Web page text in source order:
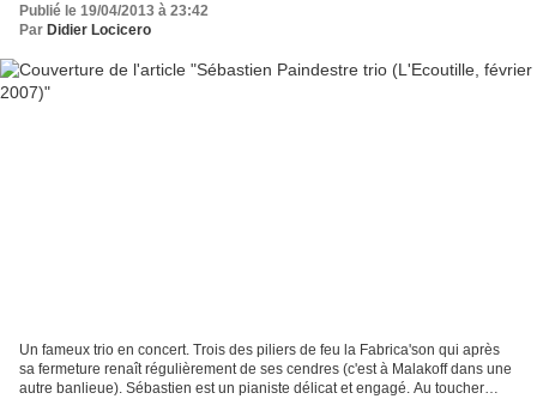
Publié le 19/04/2013 à 23:42
Par Didier Locicero
Un fameux trio en concert. Trois des piliers de feu la Fabrica'son qui après
sa fermeture renaît régulièrement de ses cendres (c'est à Malakoff dans une
autre banlieue). Sébastien est un pianiste délicat et engagé. Au toucher